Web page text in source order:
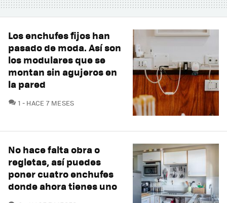
Los enchufes fijos han
pasado de moda. Así son
los modulares que se
montan sin agujeros en
la pared
1 COMENTARIOS
HACE 7 MESES
No hace falta obra o
regletas, así puedes
poner cuatro enchufes
donde ahora tienes uno